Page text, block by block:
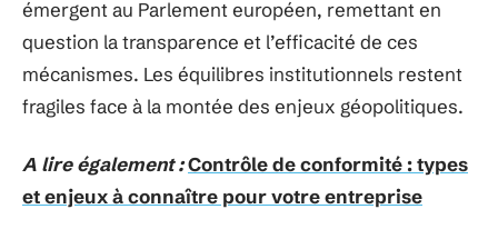
émergent au Parlement européen, remettant en
question la transparence et l’efficacité de ces
mécanismes. Les équilibres institutionnels restent
fragiles face à la montée des enjeux géopolitiques.
A lire également :Contrôle de conformité : types
et enjeux à connaître pour votre entreprise